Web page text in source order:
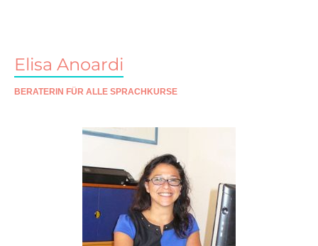
Elisa Anoardi
BERATERIN FÜR ALLE SPRACHKURSE